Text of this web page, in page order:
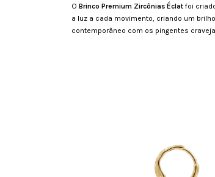
O Brinco Premium Zircônias Éclat foi
a luz a cada movimento, criando um
contemporâneo com os pingentes